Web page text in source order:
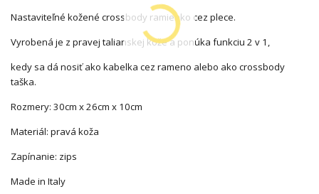
Nastaviteľné kožené crossbody ramienko cez plece.
Vyrobená je z pravej talianskej kože a ponúka funkciu 2 v 1,
kedy sa dá nosiť ako kabelka cez rameno alebo ako crossbody
taška.
Rozmery: 30cm x 26cm x 10cm
Materiál: pravá koža
Zapínanie: zips
Made in Italy